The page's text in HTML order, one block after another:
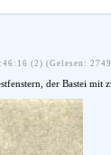
(2) (Gelesen:
der Bastei mit